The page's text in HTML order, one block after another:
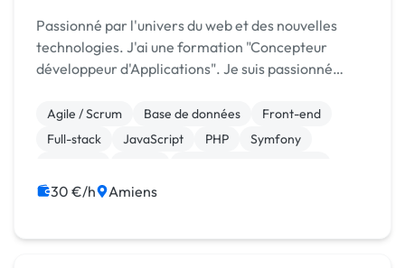
Passionné par l'univers du web et des nouvelles
technologies. J'ai une formation "Concepteur
développeur d'Applications". Je suis passionné
technologies et de l'univers du web, c'est pourquoi je
me suis ...
Agile / Scrum Base de données
Front-end
Full-stack
JavaScript PHP
Symfony
30 €/h Amiens